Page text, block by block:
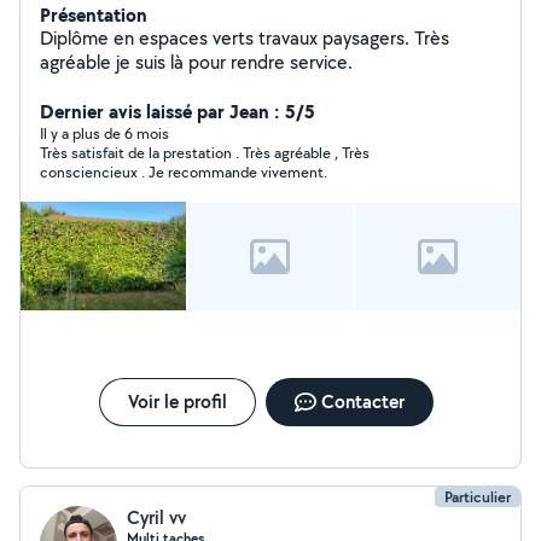
Présentation
Diplôme en espaces verts travaux paysagers. Très
agréable je suis là pour rendre service.
Dernier avis laissé par Jean : 5/5
Il y a plus de 6 mois
Très satisfait de la prestation . Très agréable , Très
consciencieux . Je recommande vivement.
Voir le profil Contacter
Particulier
Cyril vv